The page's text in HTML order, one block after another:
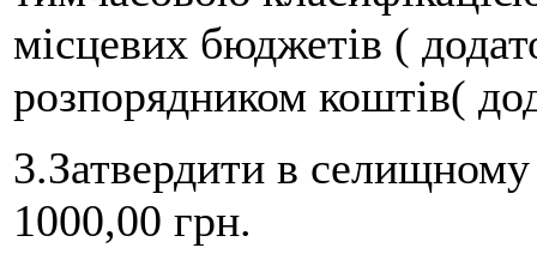
місцевих бюджетів (
розпорядником коштів(
3.Затвердити в
1000,00 грн.